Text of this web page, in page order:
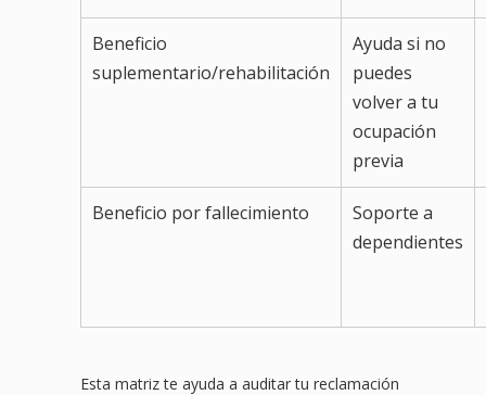
Beneficio
suplementario/rehabilitación
Ayuda si no
puedes
volver a tu
ocupación
previa
Beneficio por fallecimiento
Soporte a
dependientes
Esta matriz te ayuda a auditar tu reclamación